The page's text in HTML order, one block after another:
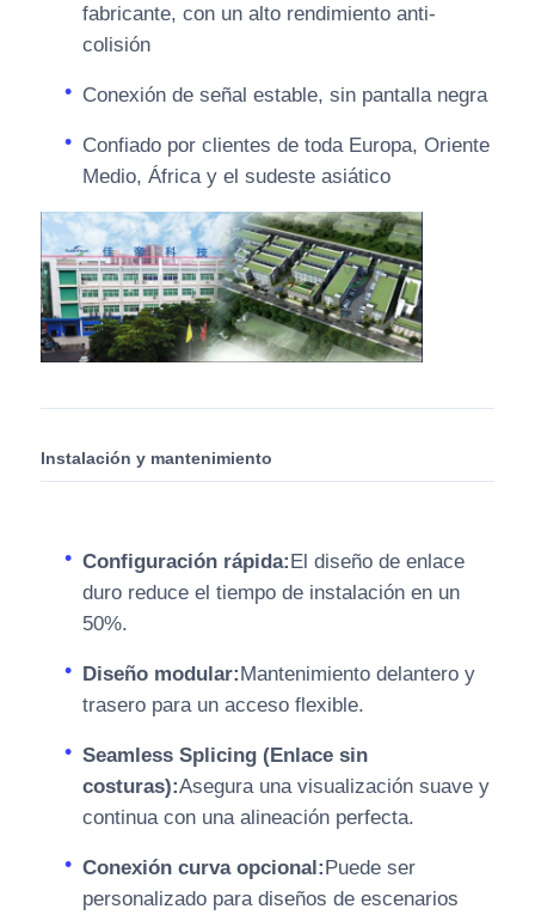
fabricante, con un alto rendimiento anti-
colisión
Conexión de señal estable, sin pantalla negra
Confiado por clientes de toda Europa, Oriente
Medio, África y el sudeste asiático
Instalación y mantenimiento
Configuración rápida:El diseño de enlace
duro reduce el tiempo de instalación en un
50%.
Diseño modular:Mantenimiento delantero y
trasero para un acceso flexible.
Seamless Splicing (Enlace sin
costuras):Asegura una visualización suave y
continua con una alineación perfecta.
Conexión curva opcional:Puede ser
personalizado para diseños de escenarios